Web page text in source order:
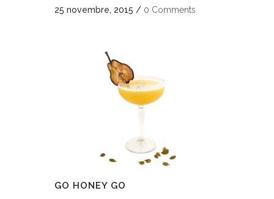
25 novembre, 2015 / 0 Comments
GO HONEY GO